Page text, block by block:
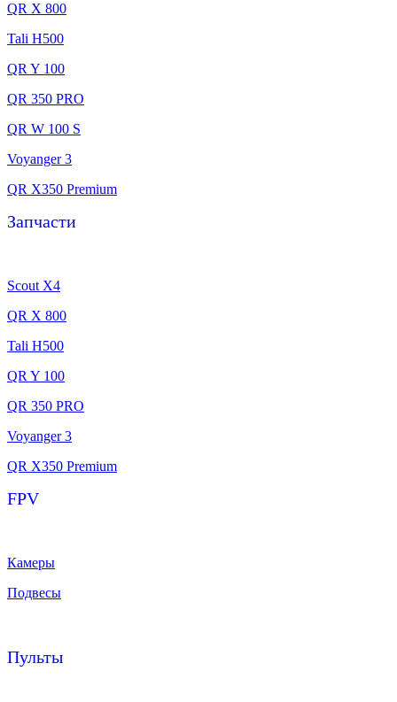
QR X 800
Tali H500
QR Y 100
QR 350 PRO
QR W 100 S
Voyanger 3
QR X350 Premium
Запчасти
Scout X4
QR X 800
Tali H500
QR Y 100
QR 350 PRO
Voyanger 3
QR X350 Premium
FPV
Камеры
Подвесы
Пульты